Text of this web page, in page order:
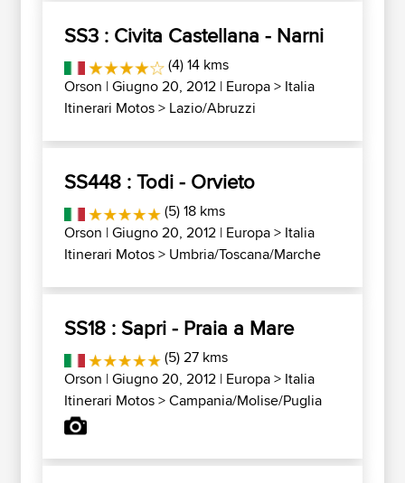
SS3 : Civita Castellana - Narni
(4) 14 kms
Orson | Giugno 20, 2012 | Europa> Italia
Itinerari Motos> Lazio/Abruzzi
SS448 : Todi - Orvieto
(5) 18 kms
Orson | Giugno 20, 2012 | Europa> Italia
Itinerari Motos> Umbria/Toscana/Marche
SS18 : Sapri - Praia a Mare
(5) 27 kms
Orson | Giugno 20, 2012 | Europa> Italia
Itinerari Motos>Campania/Molise/Puglia